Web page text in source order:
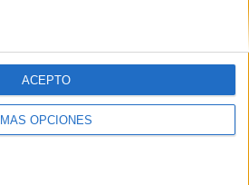
MÁS OPCIONES
ACEPTO